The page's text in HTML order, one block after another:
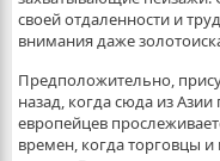
своей отдаленности и
внимания даже
Предположительно,
назад, когда сюда из
европейцев
времен, когда торговцы